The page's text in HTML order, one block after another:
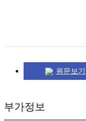
원문보기
부가정보